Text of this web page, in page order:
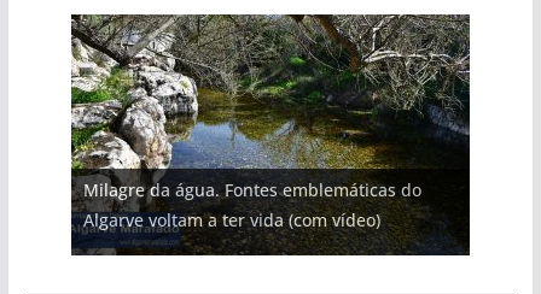
Milagre da água. Fontes emblemáticas do
Algarve voltam a ter vida (com vídeo)
Projeto milionário: investimento de 108
milhões de euros na construção de dois
hotéis (com vídeo)
Tapas do mar a 3 euros cada. Nova rota
gastronómica nasce no Algarve
Foto do dia: uma cidade algarvia que cresceu
entre redes e fábricas
Tempestades roubam areia de praias e põem
arribas em risco no Algarve (com vídeo)